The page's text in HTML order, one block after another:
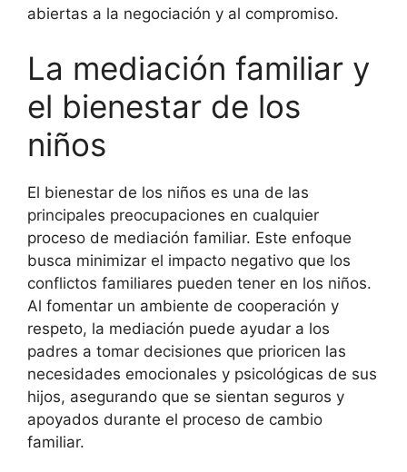
abiertas a la negociación y al compromiso.
La mediación familiar y
el bienestar de los
niños
El bienestar de los niños es una de las
principales preocupaciones en cualquier
proceso de mediación familiar. Este enfoque
busca minimizar el impacto negativo que los
conflictos familiares pueden tener en los niños.
Al fomentar un ambiente de cooperación y
respeto, la mediación puede ayudar a los
padres a tomar decisiones que prioricen las
necesidades emocionales y psicológicas de sus
hijos, asegurando que se sientan seguros y
apoyados durante el proceso de cambio
familiar.